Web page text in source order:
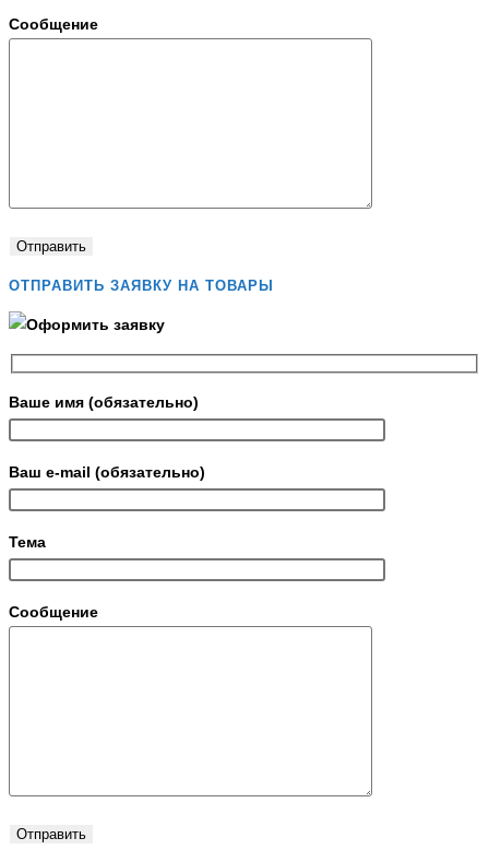
Сообщение
ОТПРАВИТЬ ЗАЯВКУ НА ТОВАРЫ
Ваше имя (обязательно)
Ваш e-mail (обязательно)
Тема
Сообщение